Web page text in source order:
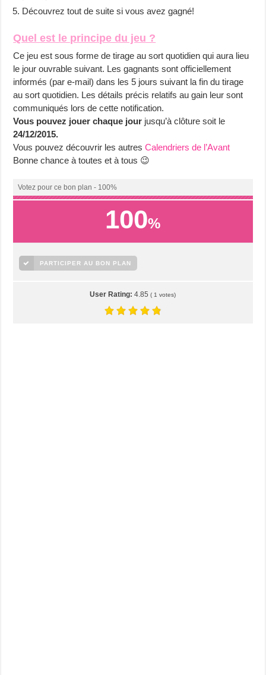
Découvrez tout de suite si vous avez gagné!
Quel est le principe du jeu ?
Ce jeu est sous forme de tirage au sort quotidien qui aura lieu
le jour ouvrable suivant. Les gagnants sont officiellement
informés (par e-mail) dans les 5 jours suivant la fin du tirage
au sort quotidien. Les détails précis relatifs au gain leur sont
communiqués lors de cette notification.
Vous pouvez jouer chaque jour jusqu’à clôture soit le
24/12/2015.
Vous pouvez découvrir les autresCalendriers de l’Avant
Bonne chance à toutes et à tous 😉
Votez pour ce bon plan - 100%
100%
PARTICIPER AU BON PLAN
User Rating:4.85 ( 1 votes)